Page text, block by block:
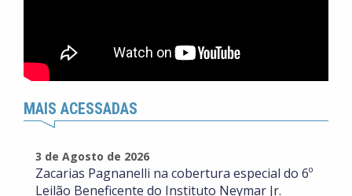
MAIS ACESSADAS
3 de Agosto de 2026
Zacarias Pagnanelli na cobertura especial do 6º
Leilão Beneficente do Instituto Neymar Jr.